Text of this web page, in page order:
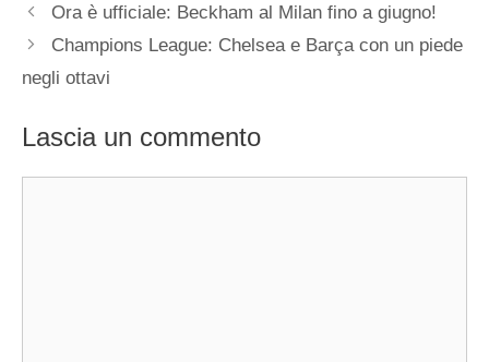
Ora è ufficiale: Beckham al Milan fino a giugno!
Champions League: Chelsea e Barça con un piede
negli ottavi
Lascia un commento